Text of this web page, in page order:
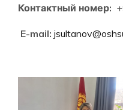
Контактный номер:
E-mail: